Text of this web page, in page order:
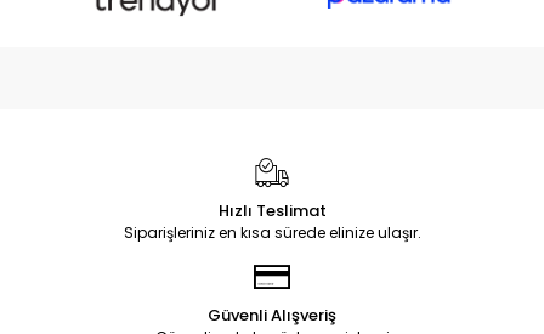
Hızlı Teslimat
Siparişleriniz en kısa sürede elinize ulaşır.
Güvenli Alışveriş